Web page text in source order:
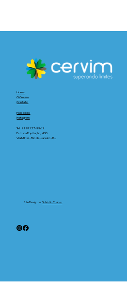
Home
O Cervim
Contato
Facebook
Instagram
Tel: 21 97127-9962
Estr. da Equitação, 430
Vila Militar - Rio de Janeiro - RJ
Site Design por Subúrbio Criativo